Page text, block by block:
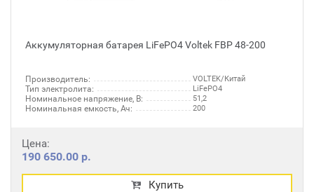
Аккумуляторная батарея LiFePO4 Voltek FBP 48-200
Производитель: VOLTEK/Китай
Тип электролита: LiFePO4
Номинальное напряжение, В: 51,2
Номинальная емкость, Ач: 200
Цена:
190 650.00 р.
Купить